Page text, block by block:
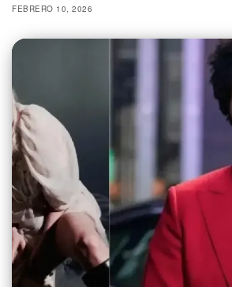
FEBRERO 10, 2026